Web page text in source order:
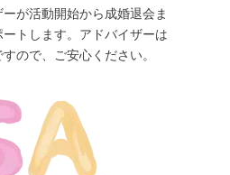
が活動開始から成婚退会ま
トします。アドバイザーは
ので、ご安心ください。